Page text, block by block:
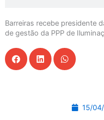
Barreiras recebe presidente
de gestão da PPP de
15/